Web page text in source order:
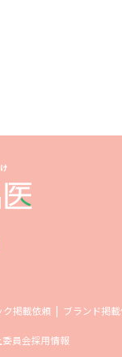
ク掲載依頼 ブランド掲
員会採用情報